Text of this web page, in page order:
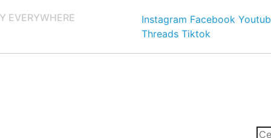
EVERYWHERE Instagram Facebook
Threads Tiktok